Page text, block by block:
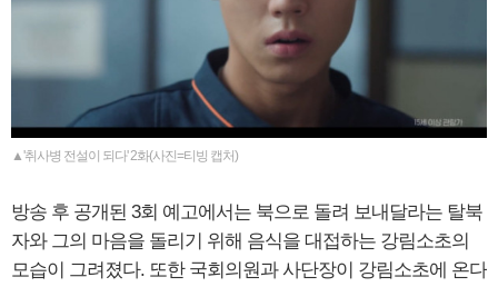
▲'취사병 전설이 되다' 2화(사진=티빙 캡처)
방송 후 공개된 3회 예고에서는 북으로 돌려 보내달라는 탈북
자와 그의 마음을 돌리기 위해 음식을 대접하는 강림소초의
모습이 그려졌다. 또한 국회의원과 사단장이 강림소초에 온다